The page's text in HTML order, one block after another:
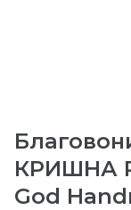
КРИШНА
God